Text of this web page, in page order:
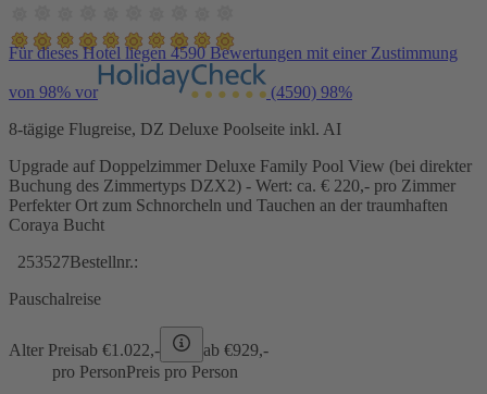
Für dieses Hotel liegen 4590 Bewertungen mit einer Zustimmung
von 98% vor (4590) 98%
8-tägige Flugreise, DZ Deluxe Poolseite inkl. AI
Upgrade auf Doppelzimmer Deluxe Family Pool View (bei direkter
Buchung des Zimmertyps DZX2) - Wert: ca. € 220,- pro Zimmer
Perfekter Ort zum Schnorcheln und Tauchen an der traumhaften
Coraya Bucht
253527Bestellnr.:
Pauschalreise
Alter Preisab €1.022,- ab €929,-
pro PersonPreis pro Person